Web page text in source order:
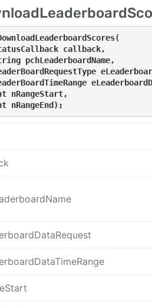
callback,
pchLeaderboardName,
nRangeStart,
nRangeEnd);